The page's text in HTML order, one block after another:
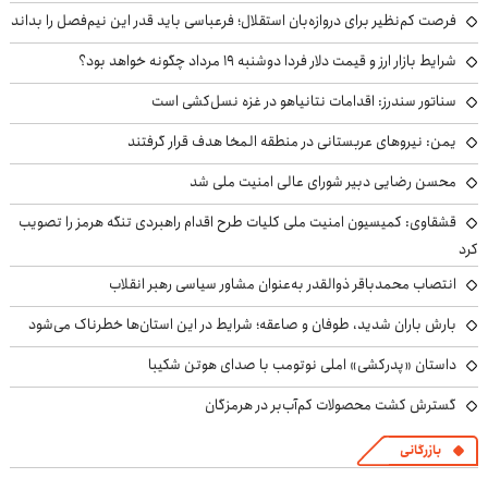
فرصت کم‌نظیر برای دروازه‌بان استقلال؛ فرعباسی باید قدر این نیم‌فصل را بداند
شرایط بازار ارز و قیمت دلار فردا دوشنبه ۱۹ مرداد چگونه خواهد بود؟
سناتور سندرز: اقدامات نتانیاهو در غزه نسل‌کشی است
یمن: نیروهای عربستانی در منطقه المخا هدف قرار گرفتند
محسن رضایی دبیر شورای عالی امنیت ملی شد
قشقاوی: کمیسیون امنیت ملی کلیات طرح اقدام راهبردی تنگه هرمز را تصویب
کرد
انتصاب محمدباقر ذوالقدر به‌عنوان مشاور سیاسی رهبر انقلاب
بارش باران شدید، طوفان و صاعقه؛ شرایط در این استان‌ها خطرناک می‌شود
داستان «پدرکشی» املی نوتومب با صدای هوتن شکیبا
گسترش کشت محصولات کم‌آب‌بر در هرمزگان
بازرگانی